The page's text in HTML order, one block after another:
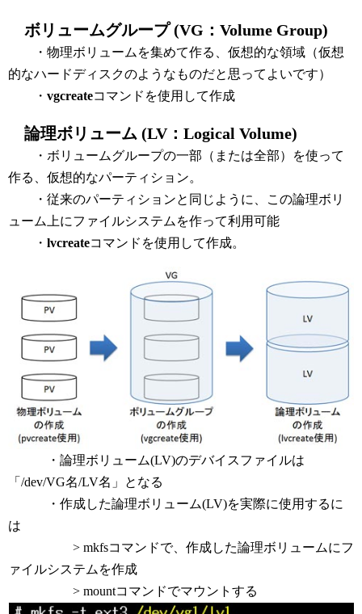
ボリュームグループ (VG：Volume Group)
・物理ボリュームを集めて作る、仮想的な領域（仮想
的なハードディスクのようなものだと思ってよいです）
・ vgcreateコマンドを使用して作成
論理ボリューム (LV：Logical Volume)
・ボリュームグループの一部（または全部）を使って
作る、仮想的なパーティション。
・従来のパーティションと同じように、この論理ボリ
ューム上にファイルシステムを作って利用可能
・ lvcreateコマンドを使用して作成。
・論理ボリューム(LV)のデバイスファイルは
「/dev/VG名/LV名」となる
・作成した論理ボリューム(LV)を実際に使用するに
は
> mkfsコマンドで、作成した論理ボリュームにフ
ァイルシステムを作成
> mountコマンドでマウントする